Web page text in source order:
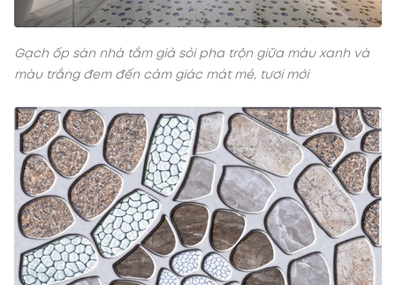
Gạch ốp sàn nhà tắm giả sỏi pha trộn giữa màu xanh và
màu trắng đem đến cảm giác mát mẻ, tươi mới